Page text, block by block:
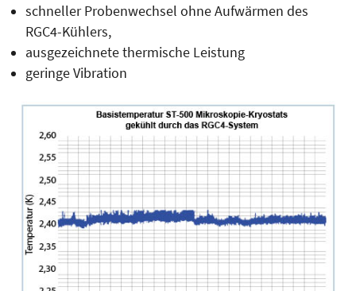
schneller Probenwechsel ohne Aufwärmen des
RGC4-Kühlers,
ausgezeichnete thermische Leistung
geringe Vibration